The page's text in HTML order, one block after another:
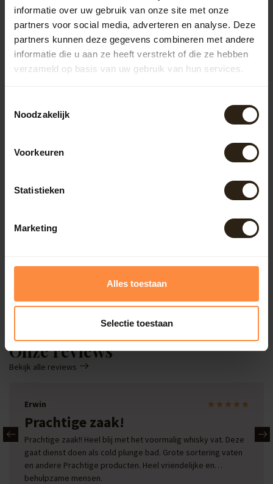
informatie over uw gebruik van onze site met onze
partners voor social media, adverteren en analyse. Deze
partners kunnen deze gegevens combineren met andere
informatie die u aan ze heeft verstrekt of die ze hebben
verzameld op basis van uw gebruik van hun services.
Noodzakelijk
Voorkeuren
Statistieken
Marketing
Alles toestaan
Selectie toestaan
Regentonnen
Kuipen
Outdoor
Meubels
Lampen
BarrelCave® & BarrelGifts
Barrel-Rent
Deals
Onze reviews
Bekijk alle reviews
Erwin
Prachtige zaak!
Prachtige zaak!! Heel blij met het voormalig whisky vat. Deze
gaat dienst doen als cold plunge bad. Grote sortering vaten
en andere Prachtige producten. Heel vriendelijke en
behulpzame mensen.